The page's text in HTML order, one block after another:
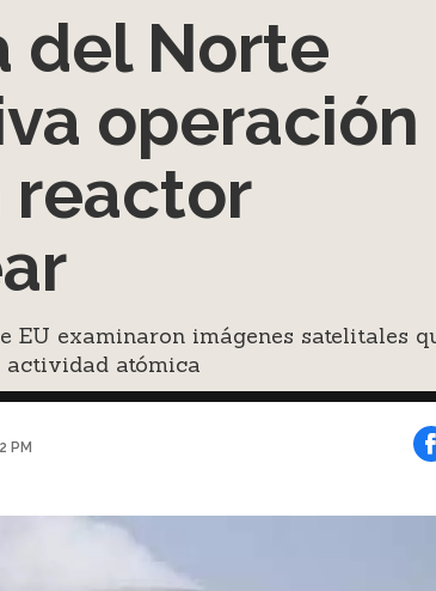
del Norte
operación
reactor
EU examinaron imágenes satelitales
actividad atómica
PM